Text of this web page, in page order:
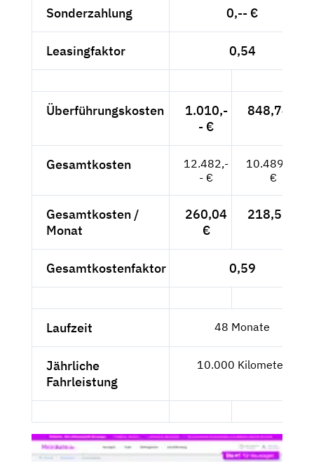
Sonderzahlung 0,-- €
Leasingfaktor 0,54
Überführungskosten
1.010,-
- €
848,74 €
Gesamtkosten
12.482,-
- €
10.489,08
€
Gesamtkosten /
Monat
260,04
€
218,52 €
Gesamtkostenfaktor 0,59
Laufzeit 48 Monate
Jährliche
Fahrleistung
10.000 Kilometer